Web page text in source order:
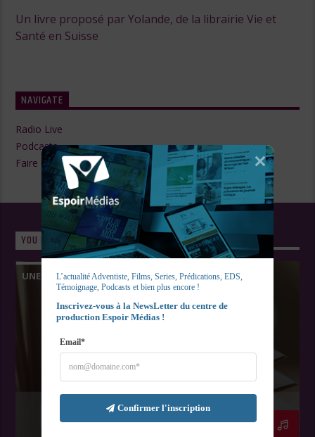
Un livre proposé par Yolande, de la librairie Vie et
Santé en Suisse
NAVIGATE
Radio Live
Podcasts
Faire un Don
YOU MAY ALSO LIKE
UNE SEMAINE UN LIVRE
L’actualité Adventiste, Films, Series, Prédications, EDS,
Témoignage, Podcasts et bien plus encore !
Inscrivez-vous à la NewsLetter du centre de
production Espoir Médias !
Email*
Confirmer l'inscription